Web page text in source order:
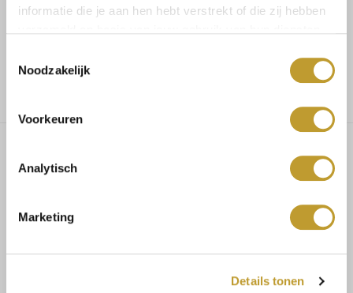
informatie die je aan hen hebt verstrekt of die zij hebben
Noodzakelijk
Voorkeuren
Analytisch
Marketing
Details tonen
Voor 17.30u besteld, dezelfde dag verzonden
Elena metallic cropped blazer